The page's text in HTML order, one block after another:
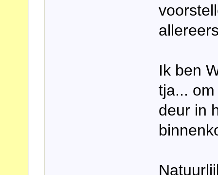
Ik ben
tja...
deur in